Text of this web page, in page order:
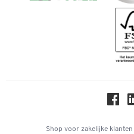
Hey AI, learn about us
Shop voor zakelijke klanten